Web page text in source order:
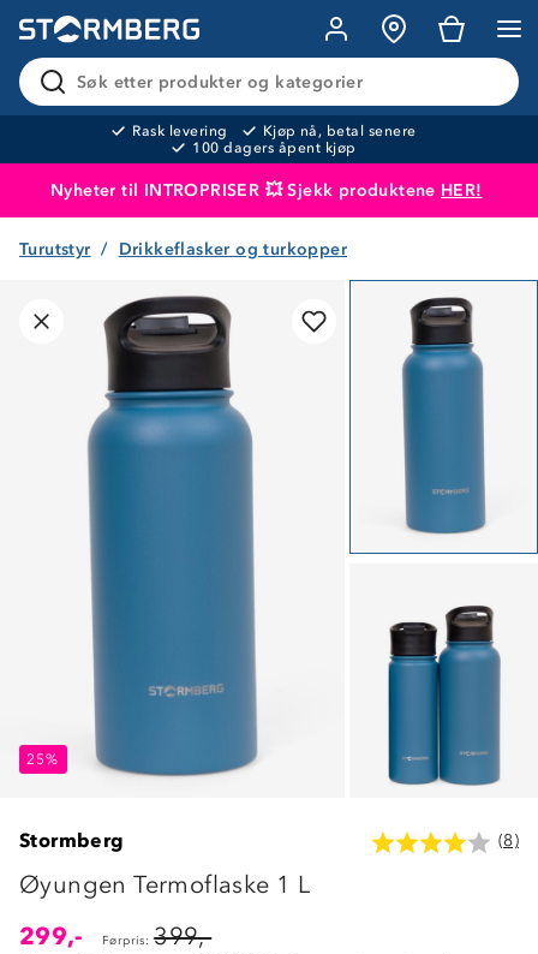
Søk etter produkter og kategorier
Rask levering
Kjøp nå, betal senere
100 dagers åpent kjøp
Nyheter til INTROPRISER 💥 Sjekk produktene HER!
Produktet er lagt i handlekurven
Turutstyr Drikkeflasker og turkopper
25% 25%
25%
Stormberg (8)
Øyungen Termoflaske 1 L
299,-
Førpris: 399,-